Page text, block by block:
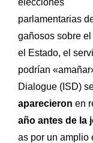
elecciones
parlamentarias
gañosos sobre
el Estado, el
podrían
Dialogue (ISD)
aparecieron en
año antes de la
as por un amplio